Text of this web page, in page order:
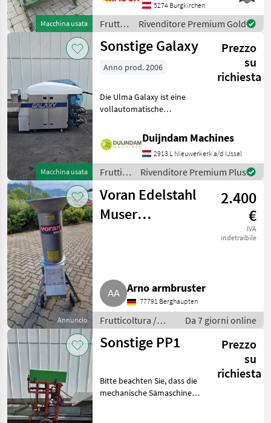
Macchina usata
tempo necessario, vi preg
5274 Burgkirchen
Frutticoltura
/
Sonstige
Rivenditore Premium Gold
Macchina usata
Sonstige Galaxy
Prezzo
su
richiesta
Anno prod. 2006
Die Ulma Galaxy ist eine
vollautomatische
zum Verpacken von
Frischprodukten auf
Gemüse, Obst und Frisch
Duijndam Machines
2913 L Nieuwerkerk a/d IJssel
Frutticoltura
/
Sonstige
Rivenditore Premium Plus
Annuncio
Voran Edelstahl
Muser
2.400
€
IVA
indetraibile
Arno armbruster
77791 Berghaupten
Frutticoltura /
Altre macchine
per frutticoltura
Da 7 giorni online
Sonstige PP1
Prezzo
su
richiesta
Bitte beachten Sie, dass die
mechanische Sämaschine